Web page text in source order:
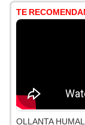
TE
OLLANTA